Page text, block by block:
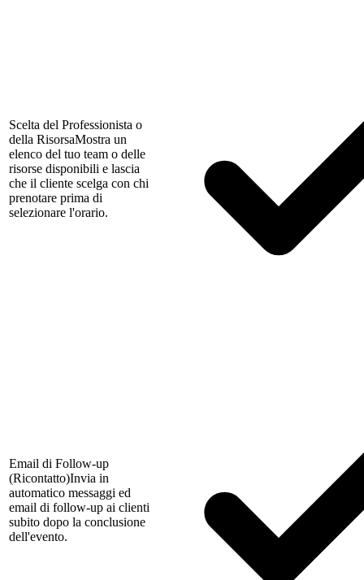
Scelta del Professionista o
della RisorsaMostra un
elenco del tuo team o delle
risorse disponibili e lascia
che il cliente scelga con chi
prenotare prima di
selezionare l'orario.
Email di Follow-up
(Ricontatto)Invia in
automatico messaggi ed
email di follow-up ai clienti
subito dopo la conclusione
dell'evento.